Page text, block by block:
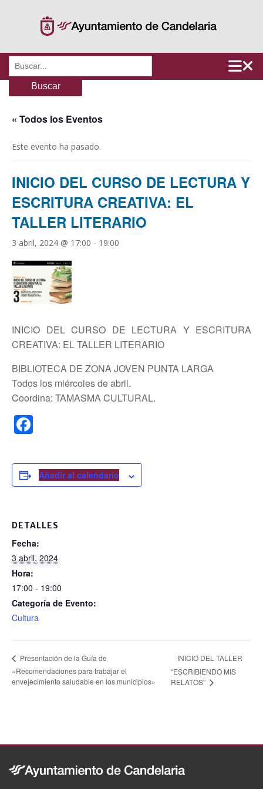
Buscar:
« Todos los Eventos
Este evento ha pasado.
INICIO DEL CURSO DE LECTURA Y
ESCRITURA CREATIVA: EL
TALLER LITERARIO
3 abril, 2024 @ 17:00 - 19:00
INICIO DEL CURSO DE LECTURA Y ESCRITURA
CREATIVA: EL TALLER LITERARIO
BIBLIOTECA DE ZONA JOVEN PUNTA LARGA
Todos los miércoles de abril.
Coordina: TAMASMA CULTURAL.
c
e
o
o
k
Añadir al calendario
DETALLES
Fecha:
3 abril, 2024
Hora:
17:00 - 19:00
Categoría de Evento:
Cultura
Presentación de la Guía de
«Recomendaciones para trabajar el
envejecimiento saludable en los municipios»
INICIO DEL TALLER
“ESCRIBIENDO MIS
RELATOS”